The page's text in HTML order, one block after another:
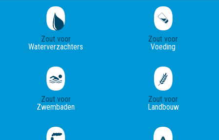
Zout voor
Waterverzachters
Zout voor
Voeding
Zout voor
Zwembaden
Zout voor
Landbouw